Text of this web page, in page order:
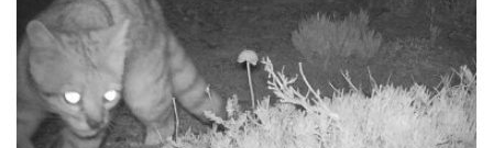
Policial
Tribunales
Deporte